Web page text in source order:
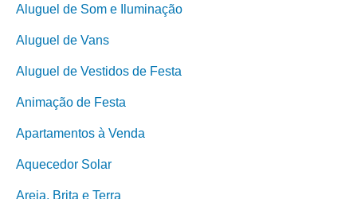
Aluguel de Som e Iluminação
Aluguel de Vans
Aluguel de Vestidos de Festa
Animação de Festa
Apartamentos à Venda
Aquecedor Solar
Areia, Brita e Terra